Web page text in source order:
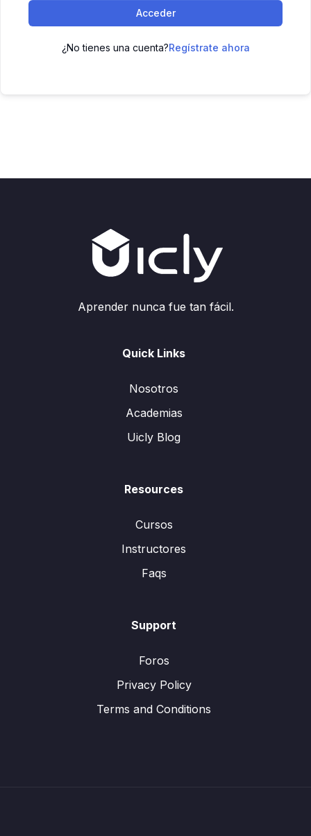
Acceder
¿No tienes una cuenta?Regístrate ahora
Aprender nunca fue tan fácil.
Quick Links
Nosotros
Academias
Uicly Blog
Resources
Cursos
Instructores
Faqs
Support
Foros
Privacy Policy
Terms and Conditions